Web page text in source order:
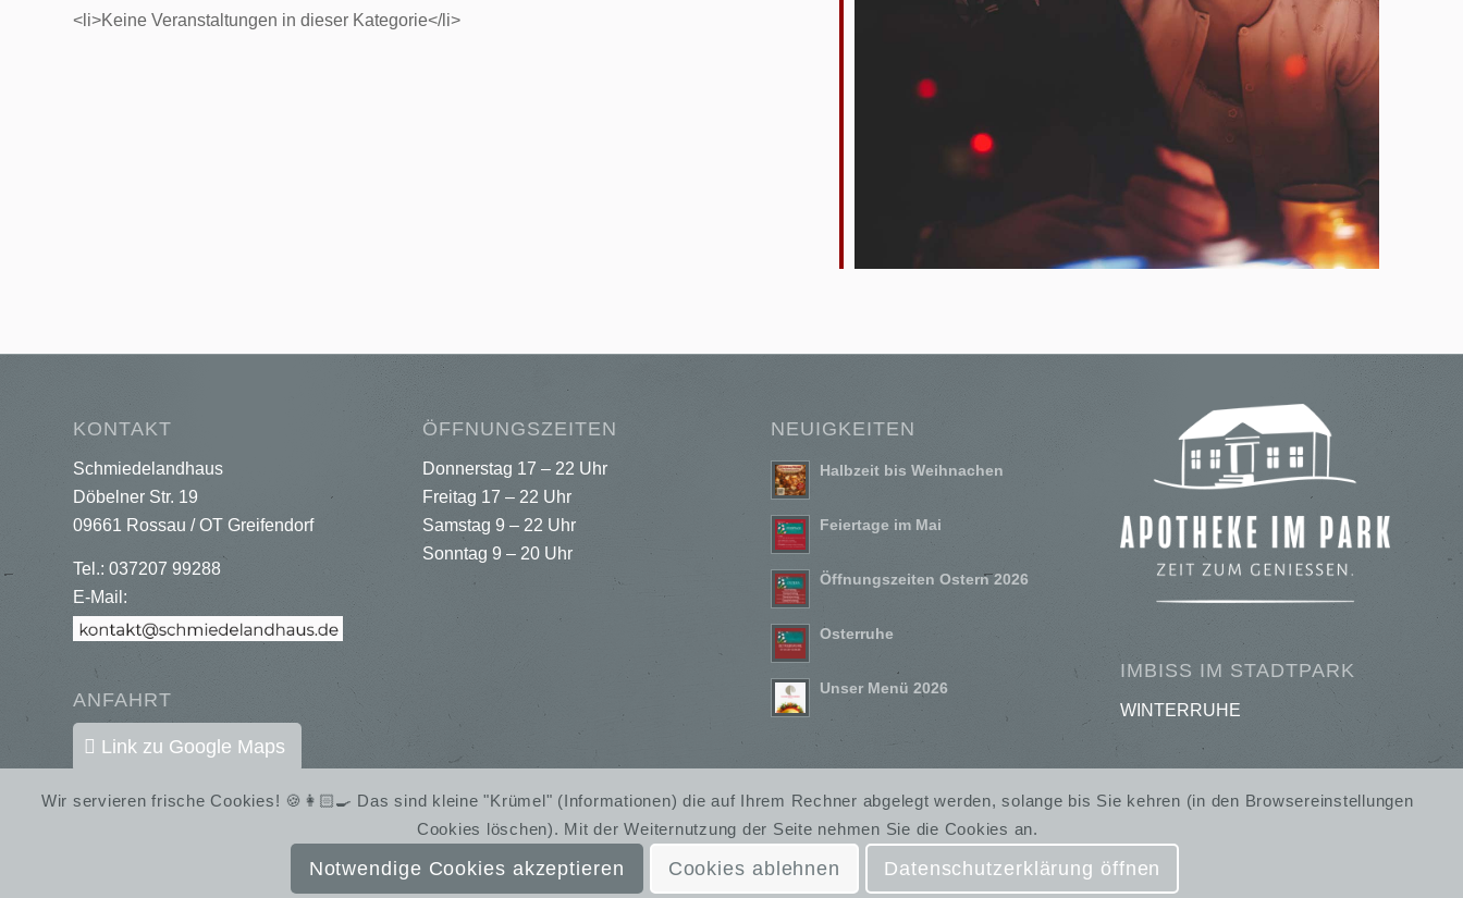
<li>Keine Veranstaltungen in dieser Kategorie</li>
KONTAKT
Schmiedelandhaus
Döbelner Str. 19
09661 Rossau / OT Greifendorf
Tel.: 037207 99288
E-Mail:
ANFAHRT
Link zu Google Maps
ÖFFNUNGSZEITEN
Donnerstag 17 – 22 Uhr
Freitag 17 – 22 Uhr
Samstag 9 – 22 Uhr
Sonntag 9 – 20 Uhr
NEUIGKEITEN
Halbzeit bis Weihnachen
Feiertage im Mai
Öffnungszeiten Ostern 2026
Osterruhe
Unser Menü 2026
IMBISS IM STADTPARK
WINTERRUHE
Almut Bieber Design & Werbung Kontakt Impressum Datenschutzerklärung
Wir servieren frische Cookies! 🍪👩🏻‍🍳 Das sind kleine "Krümel" (Informationen) die auf Ihrem Rechner abgelegt werden, solange bis Sie kehren (in den Browsereinstellungen
Cookies löschen). Mit der Weiternutzung der Seite nehmen Sie die Cookies an.
Notwendige Cookies akzeptieren Cookies ablehnen Datenschutzerklärung öffnen